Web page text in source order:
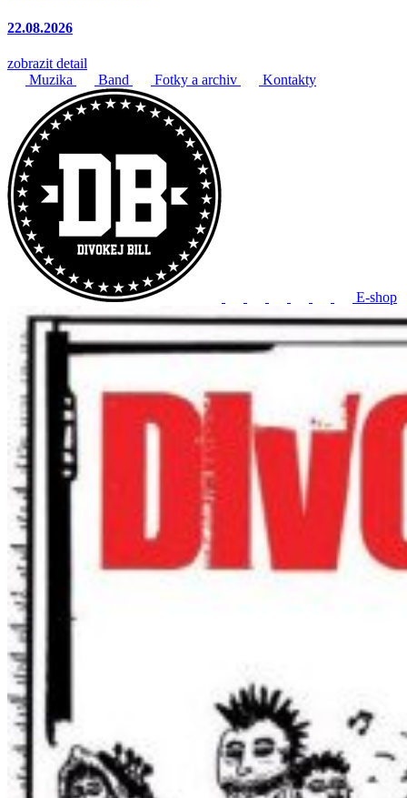
22.08.2026
zobrazit detail
Muzika
Band Fotky a archiv Kontakty
E-shop